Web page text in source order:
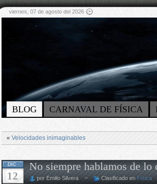
viernes, 07 de agosto del 2026
BLOG CARNAVAL DE FÍSICA
« Velocidades inimaginables
DIC
12
No siempre hablamos de lo
por Emilio Silvera ~ Clasificado en Física